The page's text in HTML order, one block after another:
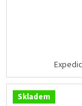
Skladem